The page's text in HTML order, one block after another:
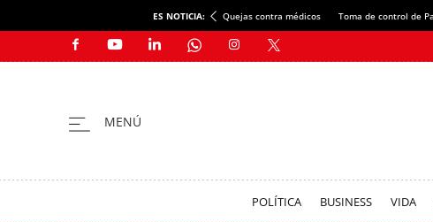
ES NOTICIA: Quejas contra médicos Toma de control de
POLÍTICA BUSINESS VIDA